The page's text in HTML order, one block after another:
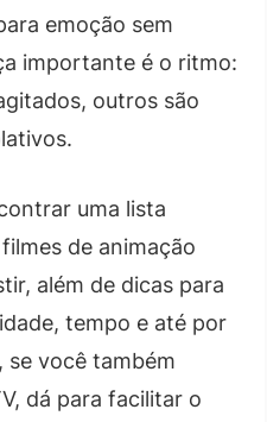
emoção sem
importante é o ritmo:
outros são
uma lista
de animação
além de dicas para
tempo e até por
se você também
dá para facilitar o